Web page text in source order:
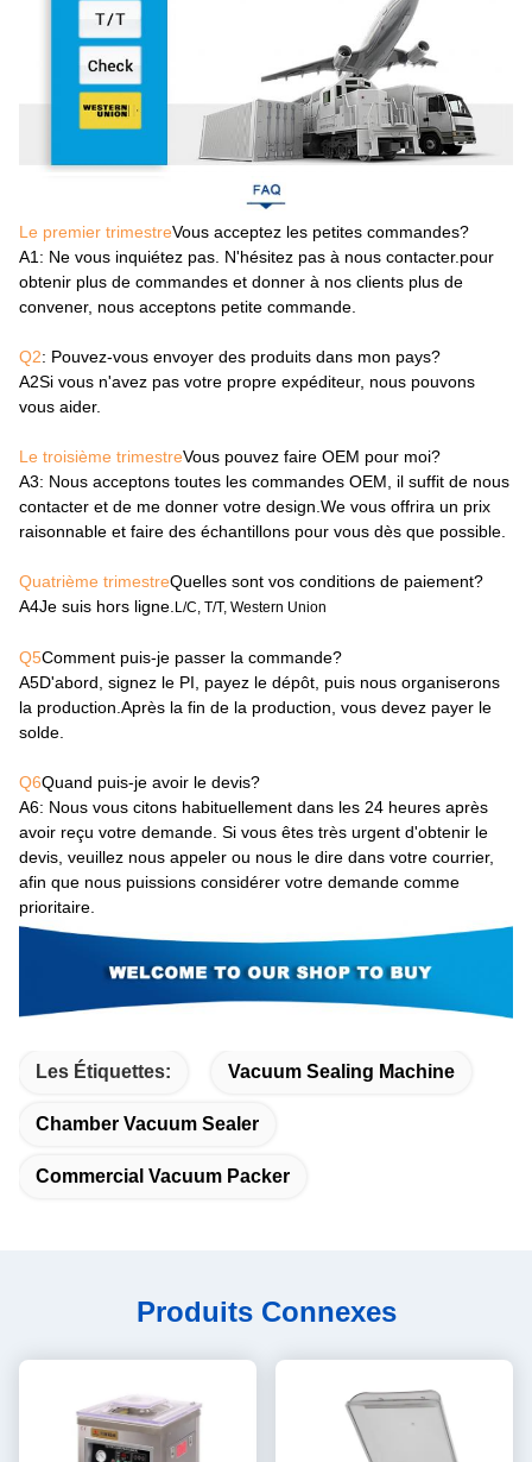
Le premier trimestreVous acceptez les petites commandes?
A1 : Ne vous inquiétez pas. N'hésitez pas à nous contacter.pour
obtenir plus de commandes et donner à nos clients plus de
convener, nous acceptons petite commande.
Q2: Pouvez-vous envoyer des produits dans mon pays?
A2Si vous n'avez pas votre propre expéditeur, nous pouvons
vous aider.
Le troisième trimestreVous pouvez faire OEM pour moi?
A3: Nous acceptons toutes les commandes OEM, il suffit de nous
contacter et de me donner votre design.We vous offrira un prix
raisonnable et faire des échantillons pour vous dès que possible.
Quatrième trimestreQuelles sont vos conditions de paiement?
A4Je suis hors ligne. L/C, T/T, Western Union
Q5Comment puis-je passer la commande?
A5D'abord, signez le PI, payez le dépôt, puis nous organiserons
la production.Après la fin de la production, vous devez payer le
solde.
Q6Quand puis-je avoir le devis?
A6: Nous vous citons habituellement dans les 24 heures après
avoir reçu votre demande. Si vous êtes très urgent d'obtenir le
devis, veuillez nous appeler ou nous le dire dans votre courrier,
afin que nous puissions considérer votre demande comme
prioritaire.
Les Étiquettes: Vacuum Sealing Machine
Chamber Vacuum Sealer
Commercial Vacuum Packer
Produits Connexes